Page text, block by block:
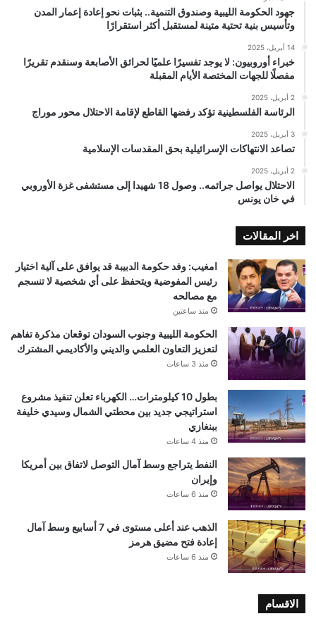
جهود الحكومة الليبية وصندوق التنمية.. بثبات نحو إعادة إعمار المدن
وتأسيس بنية تحتية متينة لمستقبل أكثر استقرارًا
14 أبريل، 2025
خبراء أوروبيون: لا يوجد تفسيرًا علميًا لحرائق الأصابعة وسنقدم تقريرًا
مفصلًا للجهات المختصة الأيام المقبلة
2 أبريل، 2025
الرئاسة الفلسطينية تؤكد رفضها القاطع لإقامة الاحتلال محور موراج
3 أبريل، 2025
تصاعد الانتهاكات الإسرائيلية بحق المقدسات الإسلامية
2 أبريل، 2025
الاحتلال يواصل جرائمه.. وصول 18 شهيدا إلى مستشفى غزة الأوروبي
في خان يونس
اخر المقالات
امغيب: وفد حكومة الدبيبة قد يوافق على آلية اختيار
رئيس المفوضية ويتحفظ على أي شخصية لا تنسجم
مع مصالحه
منذ ساعتين
الحكومة الليبية وجنوب السودان توقعان مذكرة تفاهم
لتعزيز التعاون العلمي والديني والأكاديمي المشترك
منذ 3 ساعات
بطول 10 كيلومترات… الكهرباء تعلن تنفيذ مشروع
استراتيجي جديد بين محطتي الشمال وسيدي خليفة
ببنغازي
منذ 4 ساعات
النفط يتراجع وسط آمال التوصل لاتفاق بين أمريكا
وإيران
منذ 6 ساعات
الذهب عند أعلى مستوى في 7 أسابيع وسط آمال
إعادة فتح مضيق هرمز
منذ 6 ساعات
الاقسام